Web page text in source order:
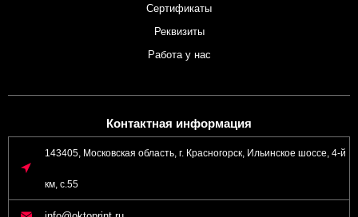
Сертификаты
Реквизиты
Работа у нас
Контактная информация
143405, Московская область, г. Красногорск, Ильинское шоссе, 4-й
км, с.55